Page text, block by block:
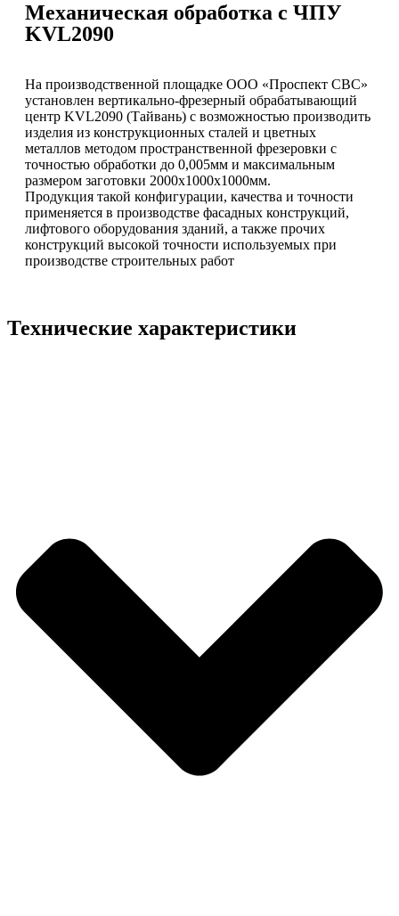
Механическая обработка с ЧПУ
KVL2090
На производственной площадке ООО «Проспект СВС»
установлен вертикально-фрезерный обрабатывающий
центр KVL2090 (Тайвань) с возможностью производить
изделия из конструкционных сталей и цветных
металлов методом пространственной фрезеровки с
точностью обработки до 0,005мм и максимальным
размером заготовки 2000х1000х1000мм.
Продукция такой конфигурации, качества и точности
применяется в производстве фасадных конструкций,
лифтового оборудования зданий, а также прочих
конструкций высокой точности используемых при
производстве строительных работ
Технические характеристики